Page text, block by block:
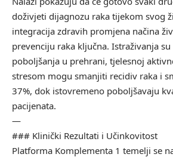
doživjeti dijagnozu raka tijekom svog
integracija zdravih promjena načina
prevenciju raka ključna. Istraživanja su
poboljšanja u prehrani, tjelesnoj
stresom mogu smanjiti recidiv raka i
37%, dok istovremeno poboljšavaju
pacijenata.
—
### Klinički Rezultati i Učinkovitost
Platforma Komplementa 1 temelji se